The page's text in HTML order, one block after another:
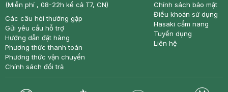
(Miễn phí , 08-22h kể cả T7, CN)
Các câu hỏi thường gặp
Gửi yêu cầu hỗ trợ
Hướng dẫn đặt hàng
Phương thức thanh toán
Phương thức vận chuyển
Chính sách đổi trả
Chính sách bảo mật
Điều khoản sử dụng
Hasaki cẩm nang
Tuyển dụng
Liên hệ